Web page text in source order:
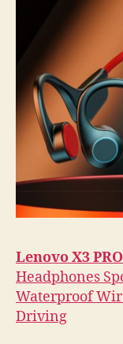
Lenovo X3 PRO
Headphones
Waterproof
Driving